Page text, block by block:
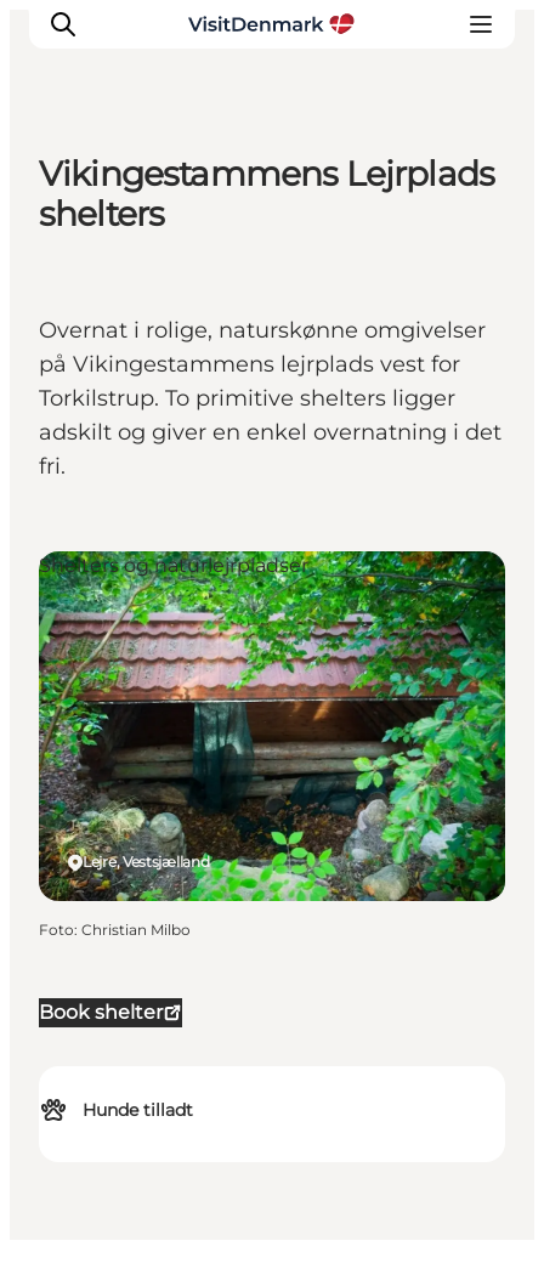
Inspiration
Planlæg ferien
Vikingestammens Lejrplads
shelters
Overnat i rolige, naturskønne omgivelser
på Vikingestammens lejrplads vest for
Torkilstrup. To primitive shelters ligger
adskilt og giver en enkel overnatning i det
fri.
Book shelter
Hunde tilladt
Lejre, Vestsjælland
Shelters og naturlejrpladser
Foto: Christian Milbo